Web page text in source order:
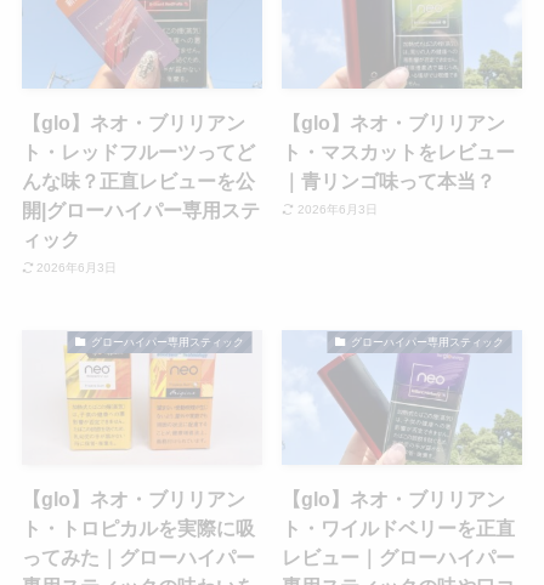
【glo】ネオ・ブリリアン
ト・レッドフルーツってど
んな味？正直レビューを公
開|グローハイパー専用ステ
ィック
2026年6月3日
【glo】ネオ・ブリリアン
ト・マスカットをレビュー
｜青リンゴ味って本当？
2026年6月3日
グローハイパー専用スティック
【glo】ネオ・ブリリアン
ト・トロピカルを実際に吸
ってみた｜グローハイパー
グローハイパー専用スティック
【glo】ネオ・ブリリアン
ト・ワイルドベリーを正直
レビュー｜グローハイパー